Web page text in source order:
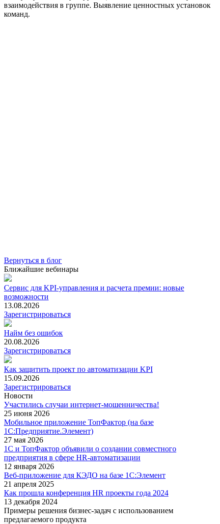
взаимодействия в группе. Выявление ценностных установок
команд.
Вернуться в блог
Ближайшие вебинары
Сервис для KPI-управления и расчета премии: новые
возможности
13.08.2026
Зарегистрироваться
Найм без ошибок
20.08.2026
Зарегистрироваться
Как защитить проект по автоматизации KPI
15.09.2026
Зарегистрироваться
Новости
Участились случаи интернет-мошенничества!
25 июня 2026
Мобильное приложение ТопФактор (на базе
1С:Предприятие.Элемент)
27 мая 2026
1С и ТопФактор объявили о создании совместного
предприятия в сфере HR-автоматизации
12 января 2026
Веб-приложение для КЭДО на базе 1С:Элемент
21 апреля 2025
Как прошла конференция HR проекты года 2024
13 декабря 2024
Примеры решения бизнес-задач с использованием
предлагаемого продукта